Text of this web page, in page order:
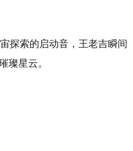
探索的启动音，王老吉瞬间
星云。